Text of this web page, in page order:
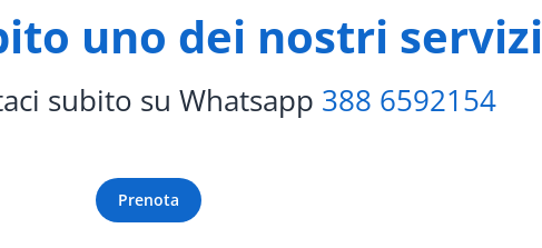
uno dei nostri servizi
subito su Whatsapp 388 6592154
Prenota